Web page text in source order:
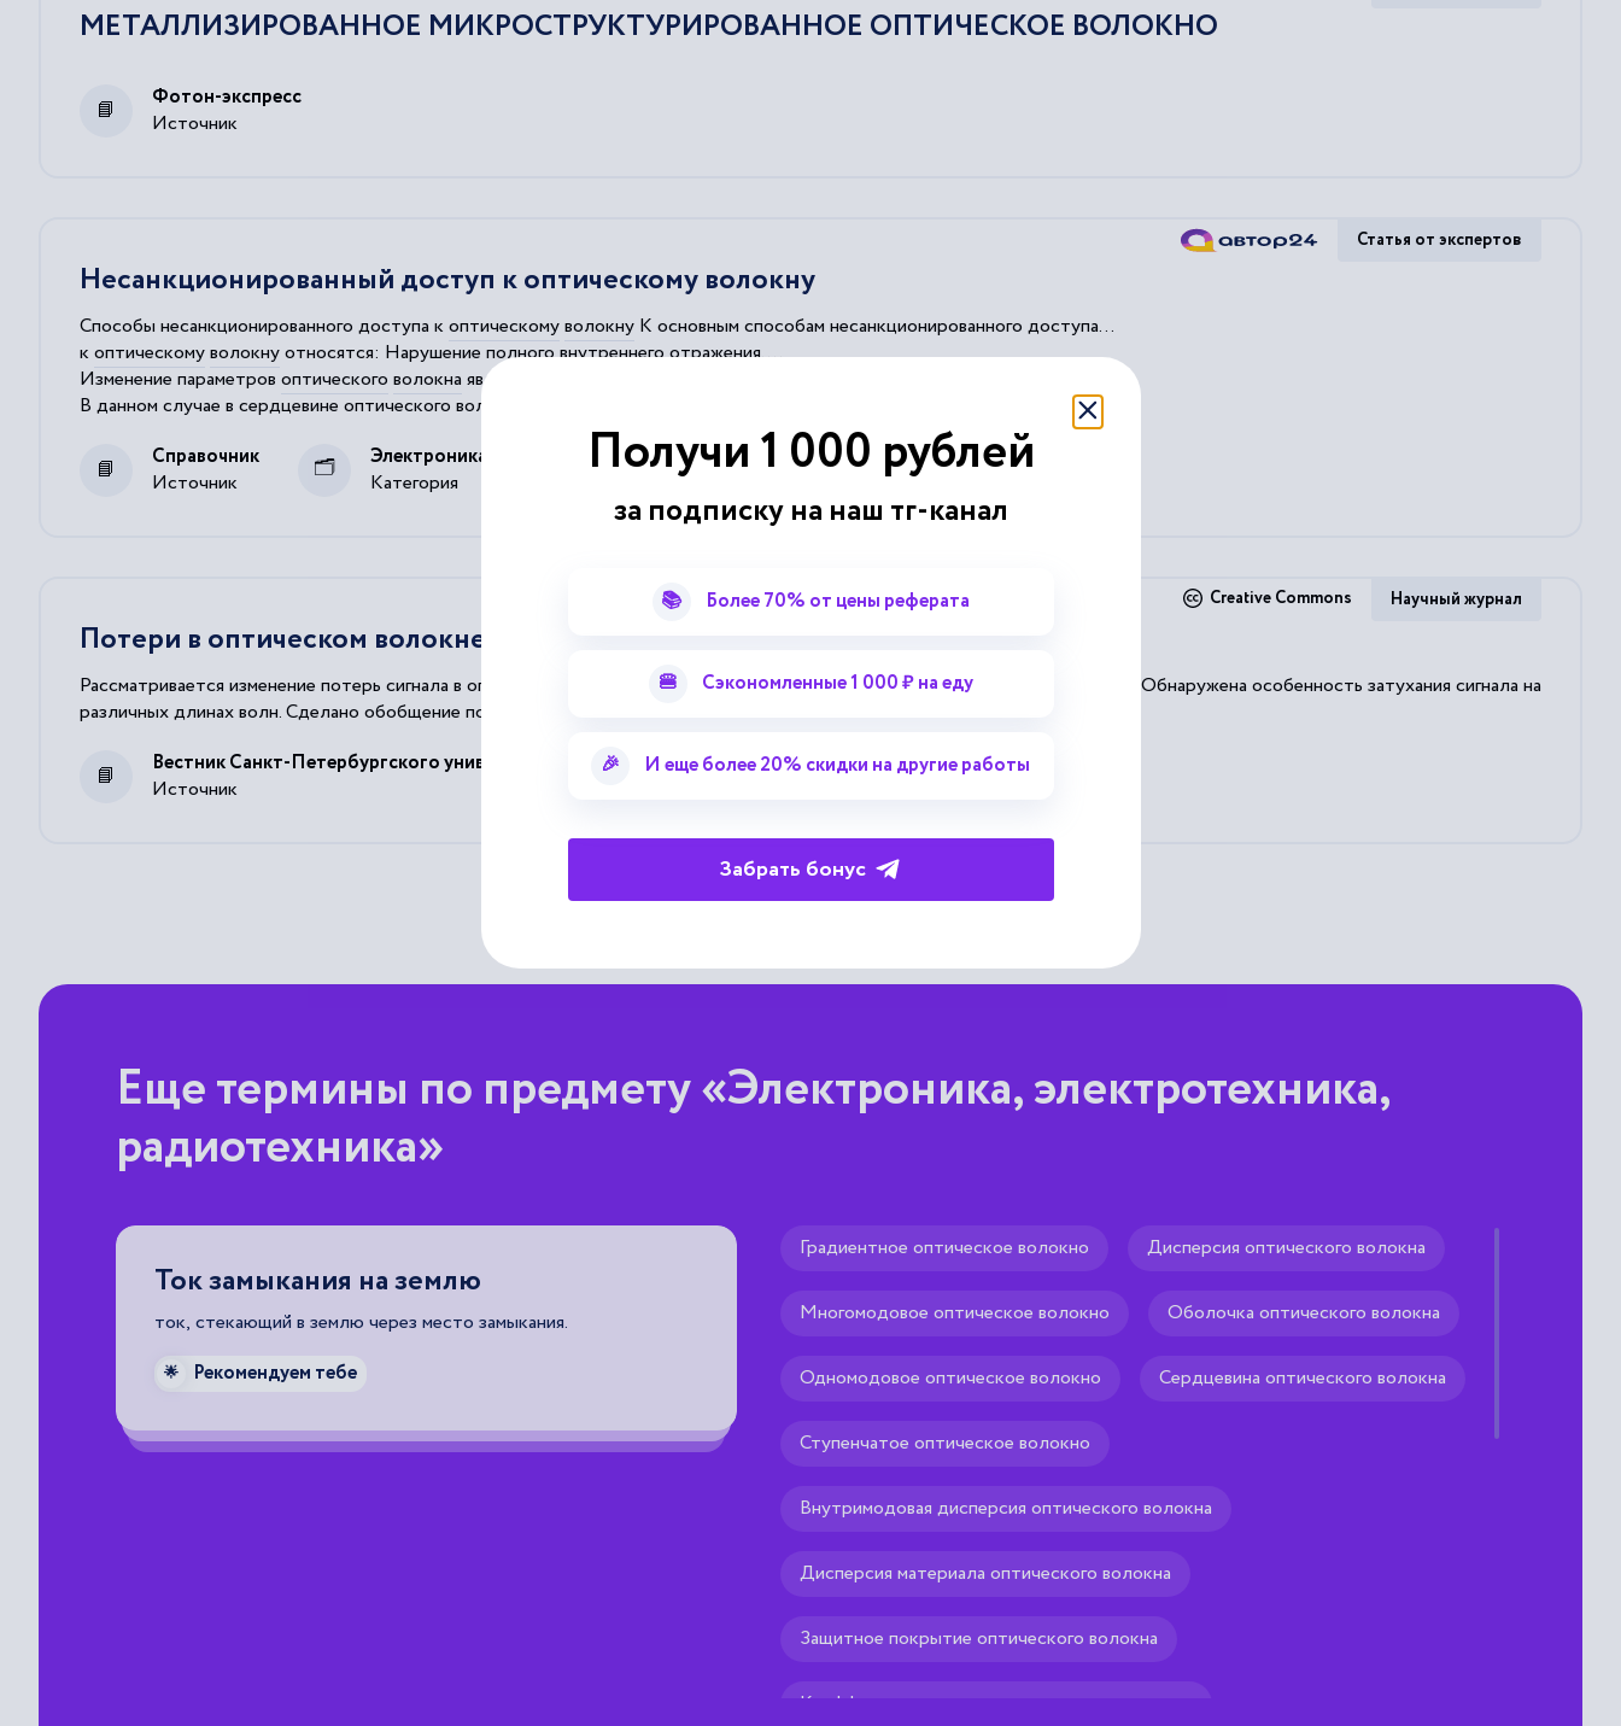
МЕТАЛЛИЗИРОВАННОЕ МИКРОСТРУКТУРИРОВАННОЕ ОПТИЧЕСКОЕ ВОЛОКНО
Источник
Фотон-экспресс
Несанкционированный доступ к оптическому волокну
Способы несанкционированного доступа к оптическомуволокну К основным способам несанкционированного доступа...
к оптическомуволокнуотносятся: Нарушение полного внутреннего отражения....
Изменение параметров оптического волокна является базой для формирования канала утечки....
В данном случае в сердцевине оптического волокна
создается дифракционная решетка периодического изменения...
оптическийконтакт с волокном другого волокна, у которого
Источник
Справочник
Категория
Электроника, электротехника, радиотехника
Статья от экспертов
Потери в оптическом волокне при изгибе
Рассматривается изменение потерь сигнала в оптическом волокне на изгибе и увеличение потерь сигнала в разрыве волокна. Обнаружена особенность затухания сигнала на
различных длинах волн. Сделано обобщение полученных результатов. Библиогр. 8 назв. Ил. 3.
Источник
Вестник Санкт-Петербургского университета. Серия 4. Физика. Химия
Creative Commons Научный журнал
Еще термины по предмету «Электроника, электротехника,
радиотехника»
Ток замыкания на землю
ток, стекающий в землю через место замыкания.
🌟 Рекомендуем тебе
восьмиэлектродная электронно-управляемая лампа, имеющая
электродов.
Градиентное оптическое волокно Дисперсия оптического волокна
Многомодовое оптическое волокно Оболочка оптического волокна
Одномодовое оптическое волокно Сердцевина оптического волокна
Ступенчатое оптическое волокно
Внутримодовая дисперсия оптического волокна
Дисперсия материала оптического волокна
Защитное покрытие оптического волокна
Коэффициент затухания оптического волокна
Получи 1 000 рублей
за подписку на наш тг-канал
📚 Более 70% от цены реферата
🍔 Сэкономленные 1 000 ₽ на еду
🎉 И еще более 20% скидки на другие работы
Забрать бонус